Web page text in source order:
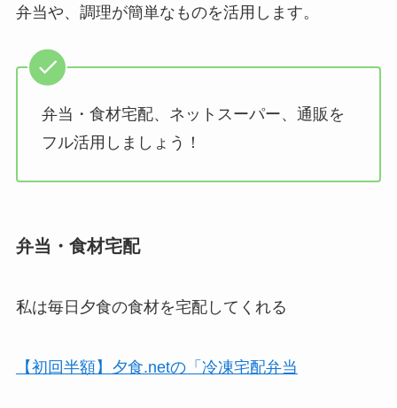
弁当や、調理が簡単なものを活用します。
弁当・食材宅配、ネットスーパー、通販を
フル活用しましょう！
弁当・食材宅配
私は毎日夕食の食材を宅配してくれる
【初回半額】夕食.netの「冷凍宅配弁当